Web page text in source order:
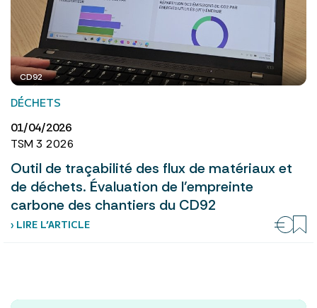
CD92
DÉCHETS
01/04/2026
TSM 3 2026
Outil de traçabilité des flux de matériaux et
de déchets. Évaluation de l’empreinte
carbone des chantiers du CD92
› LIRE L’ARTICLE